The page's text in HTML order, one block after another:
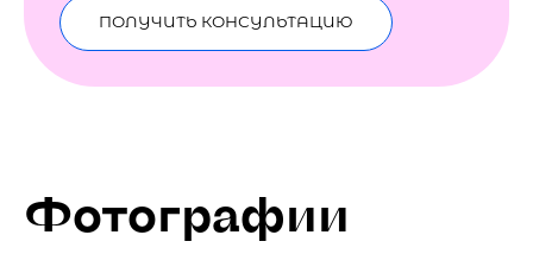
ПОЛУЧИТЬ КОНСУЛЬТАЦИЮ
Фотографии